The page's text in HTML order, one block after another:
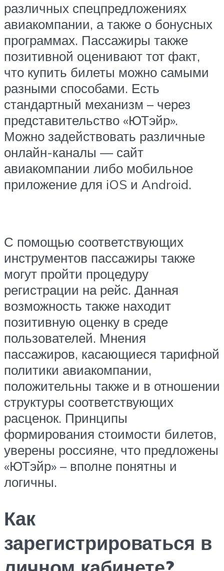
различных спецпредложениях
авиакомпании, а также о бонусных
программах. Пассажиры также
позитивной оценивают тот факт,
что купить билеты можно самыми
разными способами. Есть
стандартный механизм – через
представительство «ЮТэйр».
Можно задействовать различные
онлайн-каналы — сайт
авиакомпании либо мобильное
приложение для iOS и Android.
С помощью соответствующих
инструментов пассажиры также
могут пройти процедуру
регистрации на рейс. Данная
возможность также находит
позитивную оценку в среде
пользователей. Мнения
пассажиров, касающиеся тарифной
политики авиакомпании,
положительны также и в отношении
структуры соответствующих
расценок. Принципы
формирования стоимости билетов,
уверены россияне, что предложены
«ЮТэйр» – вполне понятны и
логичны.
Как
зарегистрироваться в